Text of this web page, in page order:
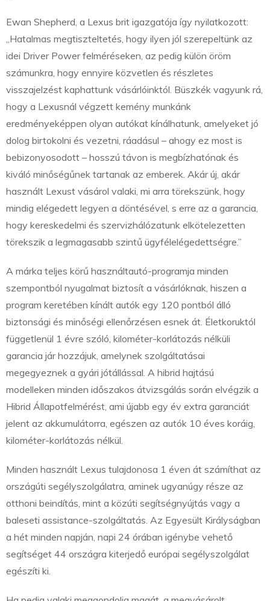
Ewan Shepherd, a Lexus brit igazgatója így nyilatkozott:
„Hatalmas megtiszteltetés, hogy ilyen jól szerepeltünk az
idei Driver Power felméréseken, az pedig külön öröm
számunkra, hogy ennyire közvetlen és részletes
visszajelzést kaphattunk vásárlóinktól. Büszkék vagyunk rá,
hogy a Lexusnál végzett kemény munkánk
eredményeképpen olyan autókat kínálhatunk, amelyeket jó
dolog birtokolni és vezetni, ráadásul – ahogy ez most is
bebizonyosodott – hosszú távon is megbízhatónak és
kiváló minőségűnek tartanak az emberek. Akár új, akár
használt Lexust vásárol valaki, mi arra törekszünk, hogy
mindig elégedett legyen a döntésével, s erre az a garancia,
hogy kereskedelmi és szervizhálózatunk elkötelezetten
törekszik a legmagasabb szintű ügyfélelégedettségre.”
A márka teljes körű használtautó-programja minden
szempontból nyugalmat biztosít a vásárlóknak, hiszen a
program keretében kínált autók egy 120 pontból álló
biztonsági és minőségi ellenőrzésen esnek át. Életkoruktól
függetlenül 1 évre szóló, kilométer-korlátozás nélküli
garancia jár hozzájuk, amelynek szolgáltatásai
megegyeznek a gyári jótállással. A hibrid hajtású
modelleken minden időszakos átvizsgálás során elvégzik a
Hibrid Állapotfelmérést, ami újabb egy év extra garanciát
jelent az akkumulátorra, egészen az autók 10 éves koráig,
kilométer-korlátozás nélkül.
Minden használt Lexus tulajdonosa 1 éven át számíthat az
országúti segélyszolgálatra, aminek ugyanúgy része az
otthoni beindítás, mint a közúti segítségnyújtás vagy a
baleseti assistance-szolgáltatás. Az Egyesült Királyságban
a hét minden napján, napi 24 órában igénybe vehető
segítséget 44 országra kiterjedő európai segélyszolgálat
egészíti ki.